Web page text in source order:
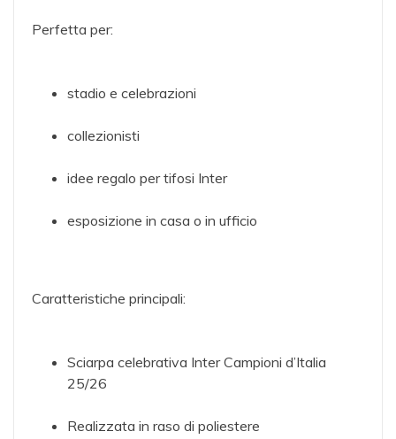
Perfetta per:
stadio e celebrazioni
collezionisti
idee regalo per tifosi Inter
esposizione in casa o in ufficio
Caratteristiche principali:
Sciarpa celebrativa Inter Campioni d’Italia
25/26
Realizzata in raso di poliestere